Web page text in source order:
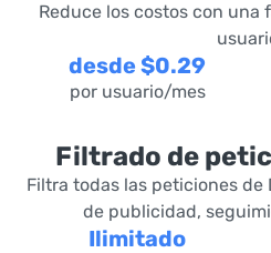
Reduce los costos con
desde $0.29
por usuario/mes
Filtrado de
Filtra todas las peticiones de
de publicidad,
Ilimitado